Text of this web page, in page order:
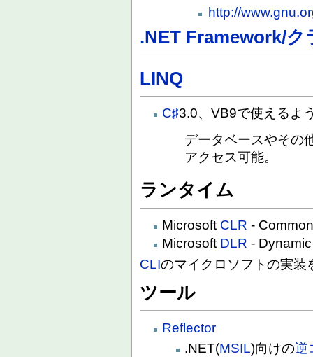
http://
.NET Framework/ク
LINQ
C♯3.0、VB9で使えるよ
データベースやその
アクセス可能。
ランタイム
Microsoft CLR -
Microsoft DLR -
CLIのマイクロソフトの実装
ツール
Reflector
.NET(MSIL)向けの逆